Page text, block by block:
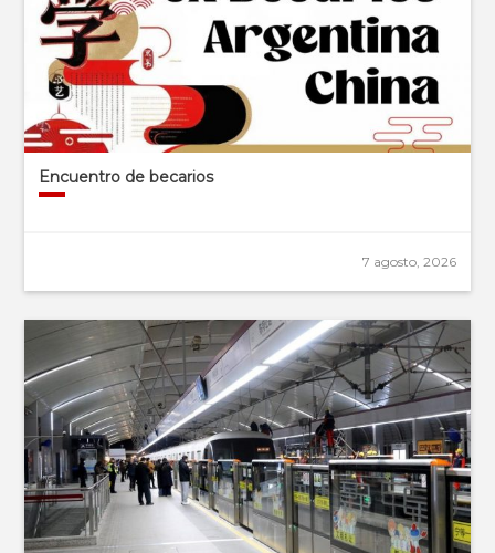
Encuentro de becarios
7 agosto, 2026